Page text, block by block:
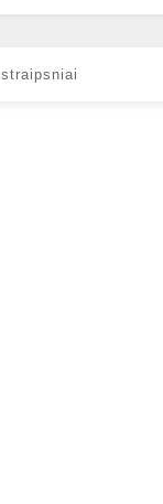
straipsniai